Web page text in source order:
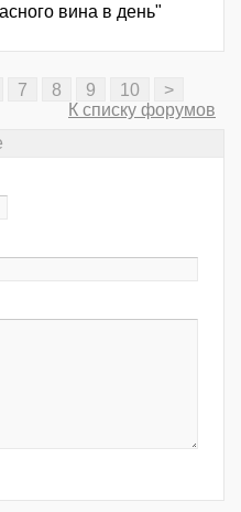
вина в день"
7 8 9 10
>
К списку форумов